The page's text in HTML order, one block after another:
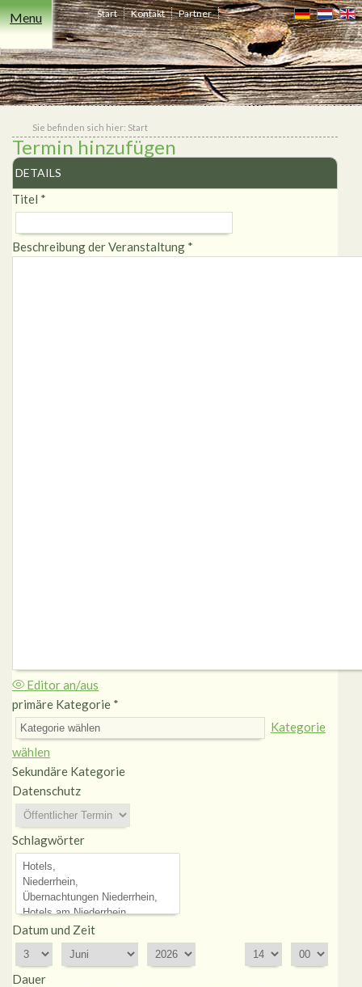
Menu
Freizeit
Übernachten
Events
Essen
&
Trinken
Niederrhein
Heiraten
Shop
Start Kontakt Partner
Sie befinden sich hier: Start
Termin hinzufügen
DETAILS
Titel *
Beschreibung der Veranstaltung *
Editor an/aus
primäre Kategorie *
Kategorie
wählen
Sekundäre Kategorie
Datenschutz
Schlagwörter
Datum und Zeit
Dauer